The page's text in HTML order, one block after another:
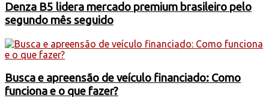
Denza B5 lidera mercado premium brasileiro pelo
segundo mês seguido
Busca e apreensão de veículo financiado: Como
funciona e o que fazer?